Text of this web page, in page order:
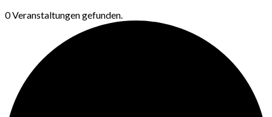
0 Veranstaltungen gefunden.